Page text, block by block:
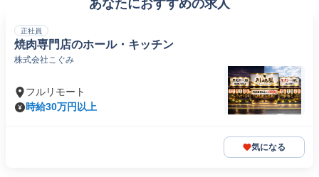
あなたにおすすめの求人
正社員
焼肉専門店のホール・キッチン
株式会社こぐみ
フルリモート
時給30万円以上
気になる